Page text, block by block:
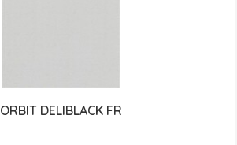
ORBIT DELIBLACK FR